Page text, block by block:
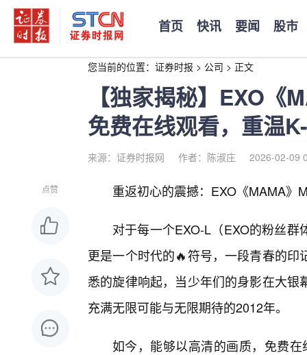
首页 快讯 要闻 股市
您当前的位置： 证券时报 > 公司 > 正文
【独家揭秘】EXO《
免费在线观看，重温
来源：证券时报网 作者：陈淑庄 2026-02-09
点赞 重返初心的震撼：EXO《MAMA》
对于每一个EXO-L（EXO的粉丝
更是一个时代的🔥符号，一段青春的
悉的旋律响起，当少年们的身影在大
充满无限可能与无限期待的2012年。
如今，能够以高清的画质，免费